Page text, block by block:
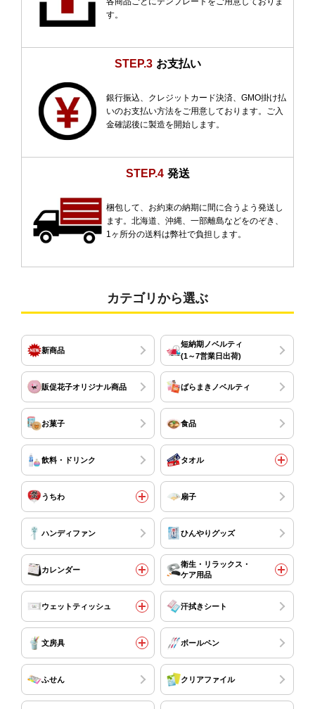
す。
STEP.3 お支払い
銀行振込、クレジットカード決済、GMO掛け払
いのお支払い方法をご用意しております。ご入
金確認後に製造を開始します。
STEP.4 発送
梱包して、お約束の納期に間に合うよう発送し
ます。北海道、沖縄、一部離島などをのぞき、
1ヶ所分の送料は弊社で負担します。
カテゴリから選ぶ
新商品
短納期ノベルティ
(1～7営業日出荷)
販促花子オリジナル商品 ばらまきノベルティ
お菓子 食品
飲料・ドリンク タオル
うちわ 扇子
ハンディファン ひんやりグッズ
カレンダー
衛生・リラックス・
ケア用品
ウェットティッシュ 汗拭きシート
文房具 ボールペン
ふせん クリアファイル